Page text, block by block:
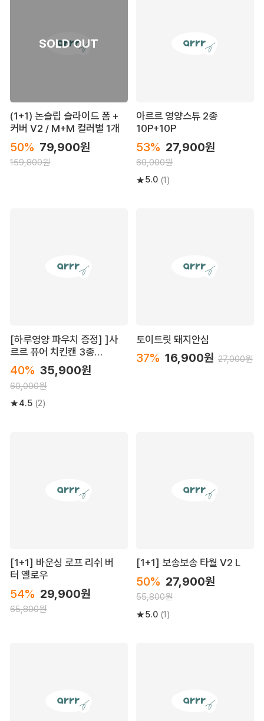
(1+1) 논슬립 슬라이드 폼 +
커버 V2 / M+M 컬러별 1개
50% 79,900원
159,800원
아르르 영양스튜 2종
10P+10P
53% 27,900원
60,000원
5.0 (1)
[하루영양 파우치 증정] ]사
르르 퓨어 치킨캔 3종
24P(맛별 8캔, 총24캔)
40% 35,900원
60,000원
4.5 (2)
토이트릿 돼지안심
37% 16,900원 27,000원
[1+1] 바운싱 로프 리쉬 버
터 옐로우
54% 29,900원
65,800원
[1+1] 보송보송 타월 V2 L
50% 27,900원
55,800원
5.0 (1)